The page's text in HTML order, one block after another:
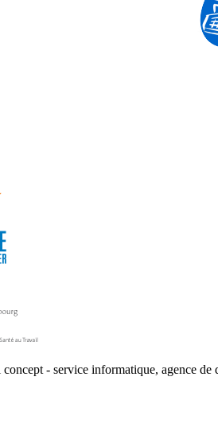
- service informatique, agence